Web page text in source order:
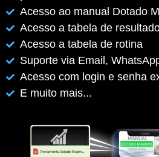
Acesso ao manual Dotado
Acesso a tabela de
Acesso a tabela de rotina
Suporte via Email,
Acesso com login e senha
E muito mais...